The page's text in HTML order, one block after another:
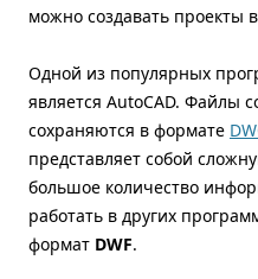
можно создавать проекты
Одной из популярных
является AutoCAD. Файлы
сохраняются в формате
представляет собой
большое количество
работать в других
формат DWF.